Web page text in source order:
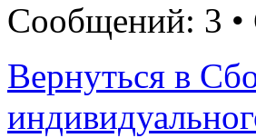
Сообщений: 3 •
Вернуться в